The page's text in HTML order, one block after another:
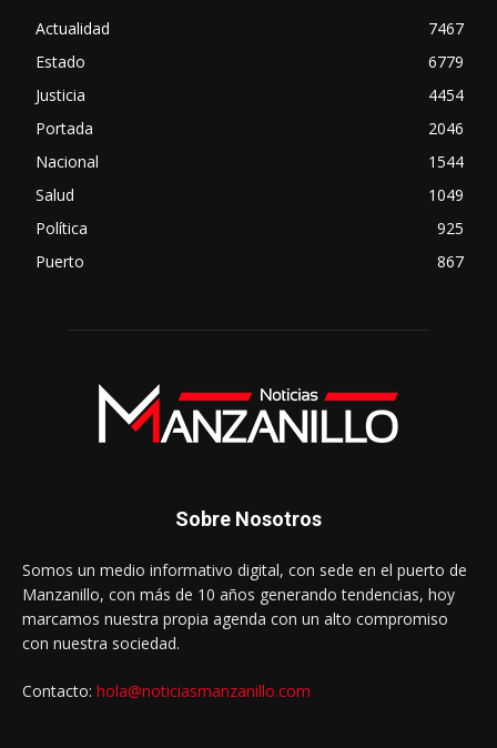
Actualidad
7467
Estado
6779
Justicia
4454
Portada
2046
Nacional
1544
Salud
1049
Política
925
Puerto
867
Sobre Nosotros
Somos un medio informativo digital, con sede en el puerto de
Manzanillo, con más de 10 años generando tendencias, hoy
marcamos nuestra propia agenda con un alto compromiso
con nuestra sociedad.
Contacto: hola@noticiasmanzanillo.com